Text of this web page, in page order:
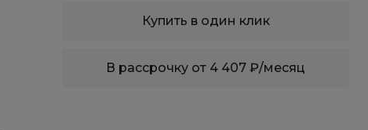
Купить в один клик
В рассрочку от 4 407 ₽/месяц